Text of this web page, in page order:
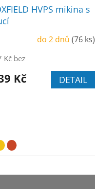
HVPS mikina s
do 2 dnů (76 ks)
Kč bez
Kč DETAIL